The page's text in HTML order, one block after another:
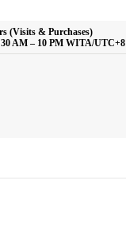
(Visits & Purchases)
AM – 10 PM WITA/UTC+8